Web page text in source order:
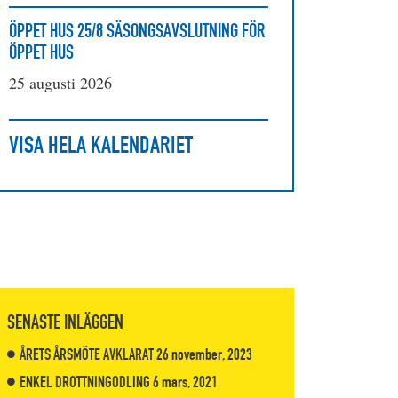
ÖPPET HUS 25/8 SÄSONGSAVSLUTNING FÖR
ÖPPET HUS
25 augusti 2026
VISA HELA KALENDARIET
SENASTE INLÄGGEN
ÅRETS ÅRSMÖTE AVKLARAT26 november, 2023
ENKEL DROTTNINGODLING6 mars, 2021